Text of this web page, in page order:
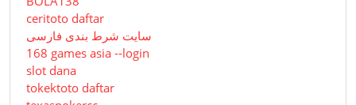
ceritoto daftar
سایت شرط بندی فارسی
168 games asia --login
slot dana
tokektoto daftar